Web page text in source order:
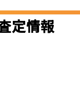
定情報